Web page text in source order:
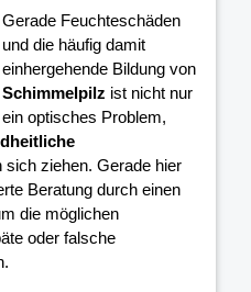
Gerade Feuchteschäden
und die häufig damit
einhergehende Bildung von
Schimmelpilz ist nicht nur
ein optisches Problem,
sich ziehen. Gerade hier
Beratung durch einen
die möglichen
oder falsche